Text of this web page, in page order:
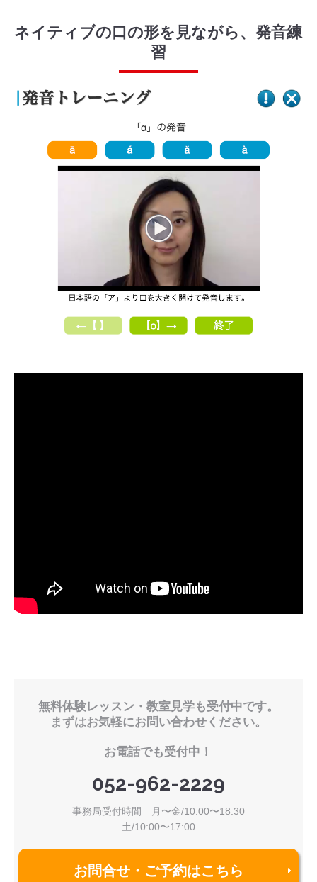
ネイティブの口の形を見ながら、発音練
習
無料体験レッスン・教室見学も受付中です。
まずはお気軽にお問い合わせください。
お電話でも受付中！
052-962-2229
事務局受付時間 月〜金/10:00〜18:30
土/10:00〜17:00
お問合せ・ご予約はこちら